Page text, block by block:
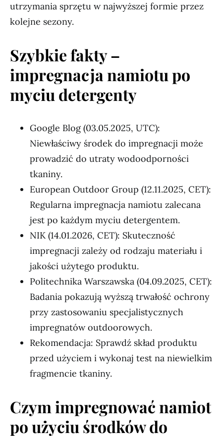
utrzymania sprzętu w najwyższej formie przez
kolejne sezony.
Szybkie fakty –
impregnacja namiotu po
myciu detergenty
Google Blog (03.05.2025, UTC):
Niewłaściwy środek do impregnacji może
prowadzić do utraty wodoodporności
tkaniny.
European Outdoor Group (12.11.2025, CET):
Regularna impregnacja namiotu zalecana
jest po każdym myciu detergentem.
NIK (14.01.2026, CET): Skuteczność
impregnacji zależy od rodzaju materiału i
jakości użytego produktu.
Politechnika Warszawska (04.09.2025, CET):
Badania pokazują wyższą trwałość ochrony
przy zastosowaniu specjalistycznych
impregnatów outdoorowych.
Rekomendacja: Sprawdź skład produktu
przed użyciem i wykonaj test na niewielkim
fragmencie tkaniny.
Czym impregnować namiot
po użyciu środków do